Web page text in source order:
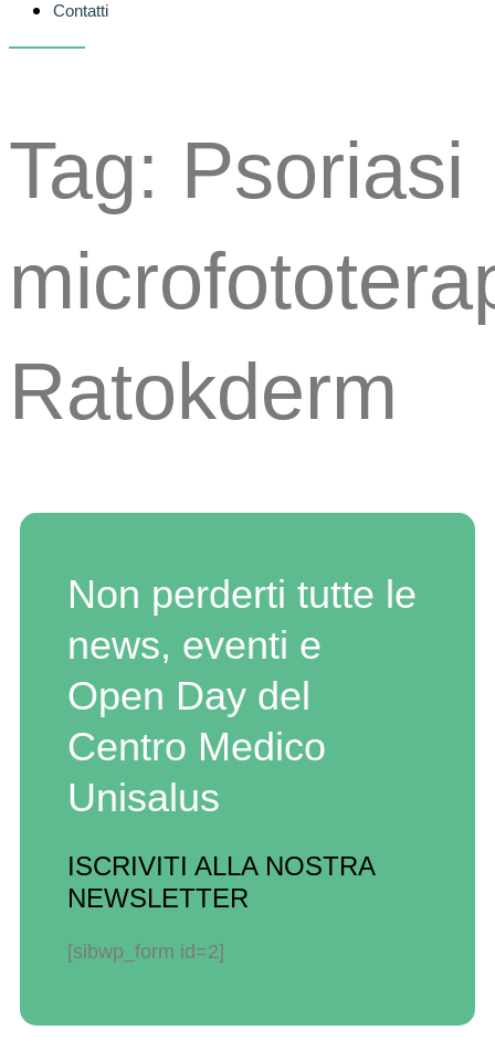
Contatti
Tag: Psoriasi
Ratokderm
Non perderti tutte le
news, eventi e
Open Day del
Centro Medico
Unisalus
ISCRIVITI ALLA NOSTRA
NEWSLETTER
[sibwp_form id=2]